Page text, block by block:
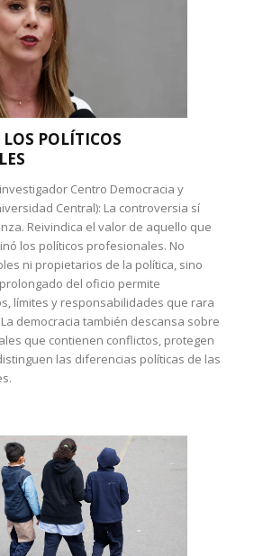
POLÍTICOS
Centro Democracia y
Central): La controversia sí
Reivindica el valor de aquello que
los políticos profesionales. No
ni propietarios de la política, sino
del oficio permite
límites y responsabilidades que rara
democracia también descansa sobre
que contienen conflictos, protegen
las diferencias políticas de las